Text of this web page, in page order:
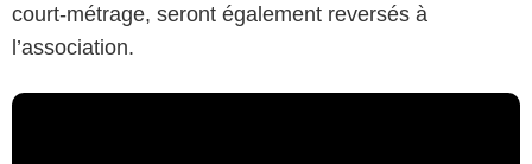
court-métrage, seront également reversés à
l’association.